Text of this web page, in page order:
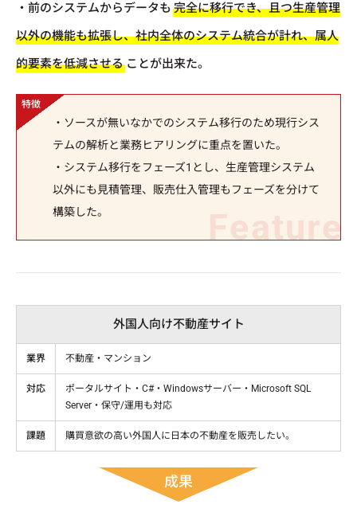
・前のシステムからデータも 完全に移行でき、且つ生産管理
以外の機能も拡張し、社内全体のシステム統合が計れ、属人
的要素を低減させる ことが出来た。
・ソースが無いなかでのシステム移行のため現行シス
テムの解析と業務ヒアリングに重点を置いた。
・システム移行をフェーズ1とし、生産管理システム
以外にも見積管理、販売仕入管理もフェーズを分けて
構築した。
外国人向け不動産サイト
業界 不動産・マンション
対応
ポータルサイト・C#・Windowsサーバー・Microsoft SQL
Server・保守/運用も対応
課題 購買意欲の高い外国人に日本の不動産を販売したい。
成果